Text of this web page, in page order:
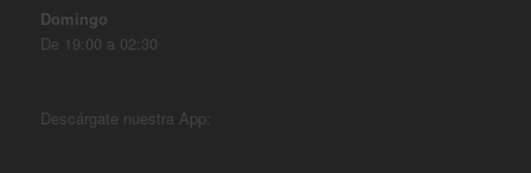
Domingo
De 19:00 a 02:30
Descárgate nuestra App: